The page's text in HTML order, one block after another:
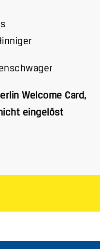
Welcome Card,
eingelöst